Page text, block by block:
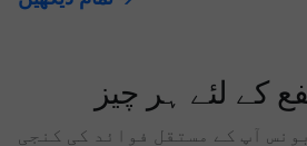
کے لئے ہر چیز
آپ کے مستقل فوائد کی کنجی